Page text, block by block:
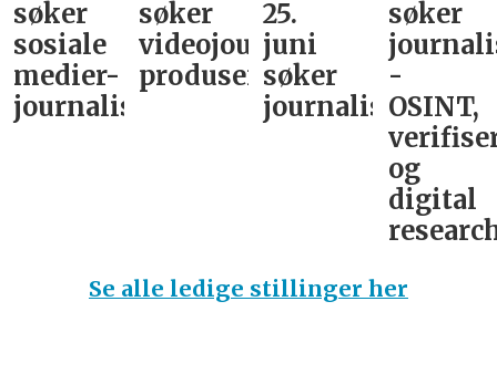
søker
sosiale
medier-
journalist
søker
videojournalist/podkast-
produsent
25.
juni
søker
journalist
søker
-
OSINT,
og
digital
Se alle ledige stillinger her